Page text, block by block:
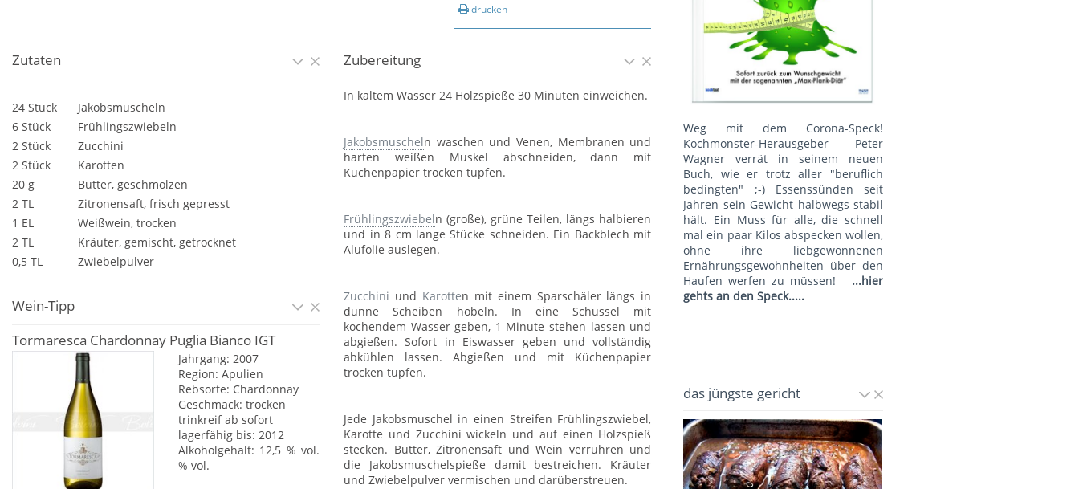
drucken
Zutaten
24 Stück
Jakobsmuscheln
6 Stück
Frühlingszwiebeln
2 Stück
Zucchini
2 Stück
Karotten
20 g
Butter, geschmolzen
2 TL
Zitronensaft, frisch gepresst
1 EL
Weißwein, trocken
2 TL
Kräuter, gemischt, getrocknet
0,5 TL
Zwiebelpulver
Wein-Tipp
Tormaresca Chardonnay Puglia Bianco IGT
Jahrgang: 2007
Region: Apulien
Rebsorte: Chardonnay
Geschmack: trocken
trinkreif ab sofort
lagerfähig bis: 2012
Alkoholgehalt: 12,5 % vol.
% vol.
Zubereitung
In kaltem Wasser 24 Holzspieße 30 Minuten einweichen.
Jakobsmuscheln waschen und Venen, Membranen und
harten weißen Muskel abschneiden, dann mit
Küchenpapier trocken tupfen.
Frühlingszwiebeln (große), grüne Teilen, längs halbieren
und in 8 cm lange Stücke schneiden. Ein Backblech mit
Alufolie auslegen.
Zucchini und Karotten mit einem Sparschäler längs in
dünne Scheiben hobeln. In eine Schüssel mit
kochendem Wasser geben, 1 Minute stehen lassen und
abgießen. Sofort in Eiswasser geben und vollständig
abkühlen lassen. Abgießen und mit Küchenpapier
trocken tupfen.
Jede Jakobsmuschel in einen Streifen Frühlingszwiebel,
Karotte und Zucchini wickeln und auf einen Holzspieß
stecken. Butter, Zitronensaft und Wein verrühren und
die Jakobsmuschelspieße damit bestreichen. Kräuter
und Zwiebelpulver vermischen und darüberstreuen.
Weg mit dem Corona-Speck!
Kochmonster-Herausgeber Peter
Wagner verrät in seinem neuen
Buch, wie er trotz aller "beruflich
bedingten" ;-) Essenssünden seit
Jahren sein Gewicht halbwegs stabil
hält. Ein Muss für alle, die schnell
mal ein paar Kilos abspecken wollen,
ohne ihre liebgewonnenen
Ernährungsgewohnheiten über den
Haufen werfen zu müssen!
...hier
gehts an den Speck.....
das jüngste gericht